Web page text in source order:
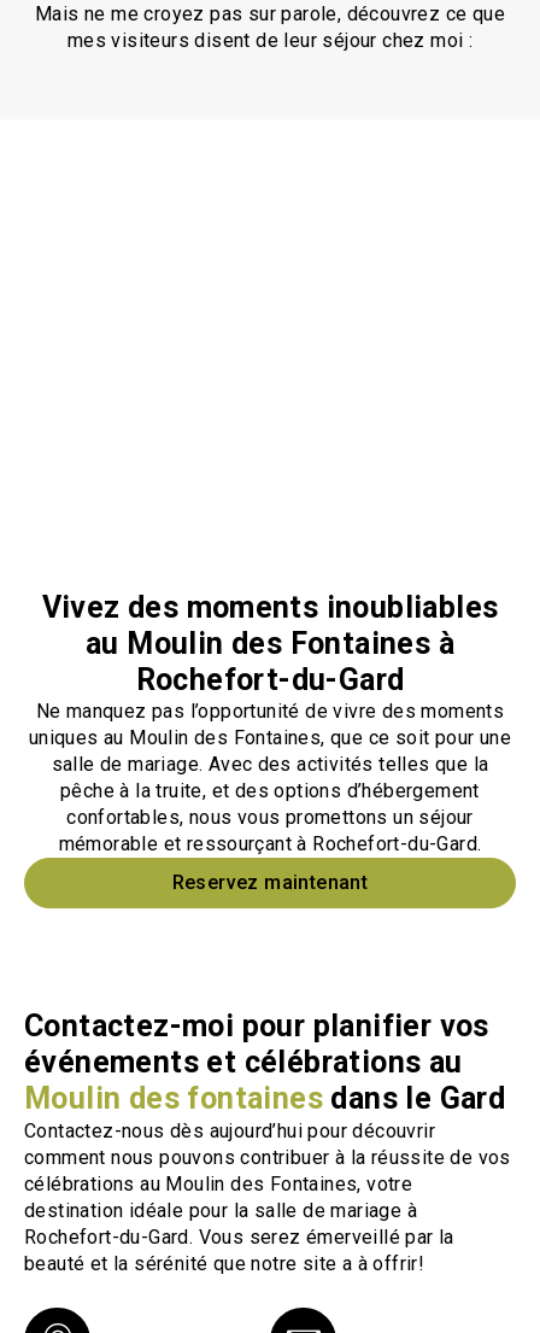
Mais ne me croyez pas sur parole, découvrez ce que
mes visiteurs disent de leur séjour chez moi :
Vivez des moments inoubliables
au Moulin des Fontaines à
Rochefort-du-Gard
Ne manquez pas l’opportunité de vivre des moments
uniques au Moulin des Fontaines, que ce soit pour une
salle de mariage. Avec des activités telles que la
pêche à la truite, et des options d’hébergement
confortables, nous vous promettons un séjour
mémorable et ressourçant à Rochefort-du-Gard.
Reservez maintenant
Contactez-moi pour planifier vos
événements et célébrations au
Moulin des fontaines dans le Gard
Contactez-nous dès aujourd’hui pour découvrir
comment nous pouvons contribuer à la réussite de vos
célébrations au Moulin des Fontaines, votre
destination idéale pour la salle de mariage à
Rochefort-du-Gard. Vous serez émerveillé par la
beauté et la sérénité que notre site a à offrir!